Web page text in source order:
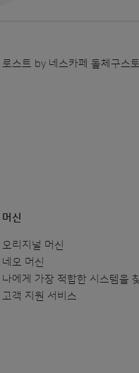
스트 by 네스카페 돌체구스토
머신
오리지널 머신
네오 머신
나에게 가장 적합한 시스템을
고객 지원 서비스